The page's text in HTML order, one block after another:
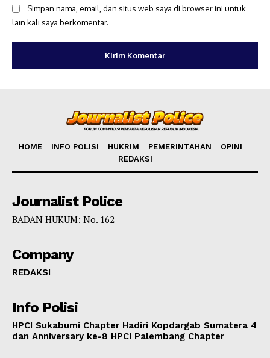
Simpan nama, email, dan situs web saya di browser ini untuk
lain kali saya berkomentar.
HOME INFO POLISI HUKRIM PEMERINTAHAN
OPINI
REDAKSI
Journalist Police
BADAN HUKUM: No. 162
Company
REDAKSI
Info Polisi
HPCI Sukabumi Chapter Hadiri Kopdargab Sumatera 4
dan Anniversary ke-8 HPCI Palembang Chapter